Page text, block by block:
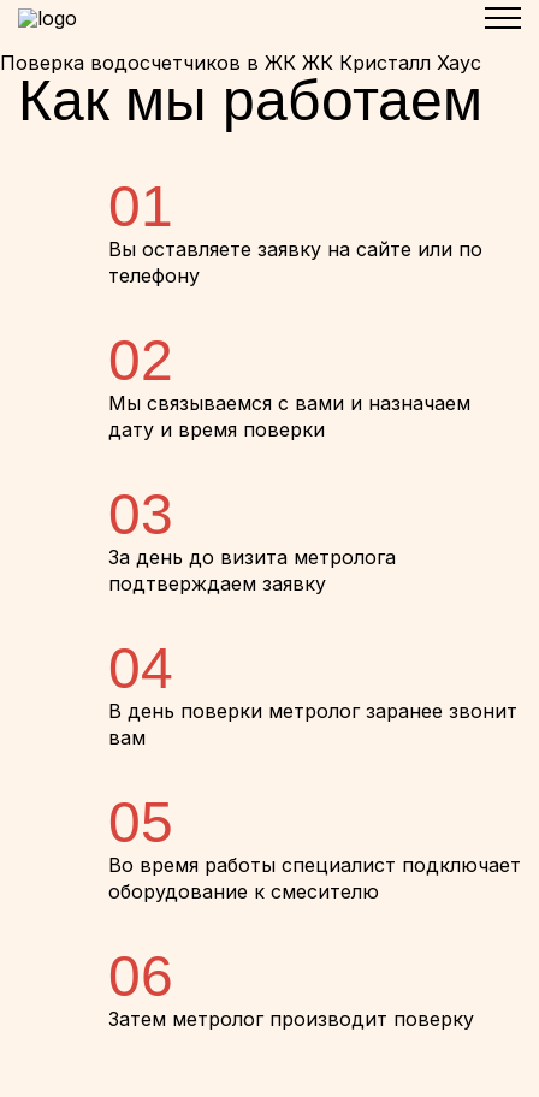
Поверка водосчетчиков в ЖК ЖК Кристалл Хаус
Как мы работаем
01
Вы оставляете заявку на сайте или по
телефону
02
Мы связываемся с вами и назначаем
дату и время поверки
03
За день до визита метролога
подтверждаем заявку
04
В день поверки метролог заранее звонит
вам
05
Во время работы специалист подключает
оборудование к смесителю
06
Затем метролог производит поверку